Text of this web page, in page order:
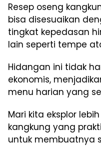
Resep oseng
bisa disesuaikan
tingkat kepedasan
lain seperti tempe
Hidangan ini tidak
ekonomis,
menu harian yang
Mari kita eksplor
kangkung yang
untuk membuatnya